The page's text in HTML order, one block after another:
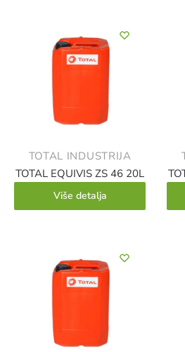
TOTAL INDUSTRIJA
TOTAL EQUIVIS ZS 46 20L
Više detalja